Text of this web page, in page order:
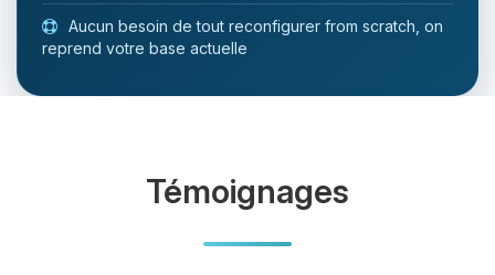
Aucun besoin de tout reconfigurer from scratch, on
reprend votre base actuelle
Témoignages